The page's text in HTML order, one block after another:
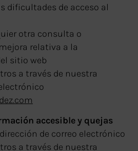
dificultades de acceso al
otra consulta o
relativa a la
sitio web
a través de nuestra
accesible y quejas
de correo electrónico
a través de nuestra